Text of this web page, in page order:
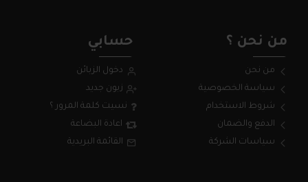
من نحن ؟
من نحن
سياسة الخصوصية
شروط الاستخدام
الدفع والضمان
سياسات الشركة
حسابي
دخول الزبائن
زبون جديد
نسيت كلمة المرور ؟
اعادة البضاعة
القائمة البريدية